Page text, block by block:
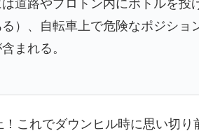
道路やプロトン内にボトルを投
）、自転車上で危険なポジショ
まれる。
！これでダウンヒル時に思い切